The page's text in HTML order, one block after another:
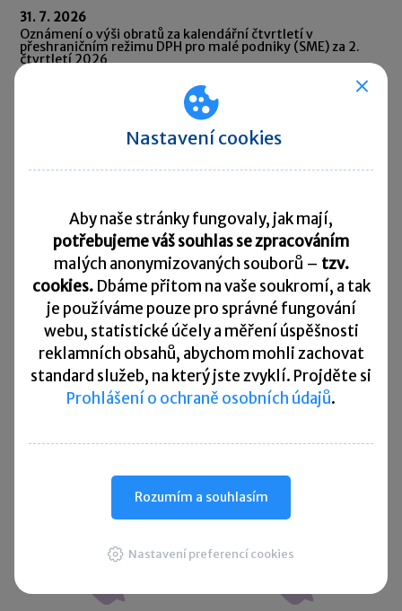
31. 7. 2026
Oznámení o výši obratů za kalendářní čtvrtletí v
přeshraničním režimu DPH pro malé podniky (SME) za 2.
čtvrtletí 2026
Oznámení CESOP (Centrální elektronický systém
platebních informací) za 2. čtvrtletí 2026
31. 7. 2026
10. 8. 2026
Splatnost daně za červen 2026
Přehled všech termínů ►
Kurzovní lístek
Načítám
Načítám
Nastavení cookies
Aby naše stránky fungovaly, jak mají,
potřebujeme váš souhlas se zpracováním
malých anonymizovaných souborů – tzv.
cookies. Dbáme přitom na vaše soukromí, a tak
je používáme pouze pro správné fungování
webu, statistické účely a měření úspěšnosti
reklamních obsahů, abychom mohli zachovat
standard služeb, na který jste zvyklí. Projděte si
Prohlášení o ochraně osobních údajů.
Rozumím a souhlasím
Nastavení preferencí cookies